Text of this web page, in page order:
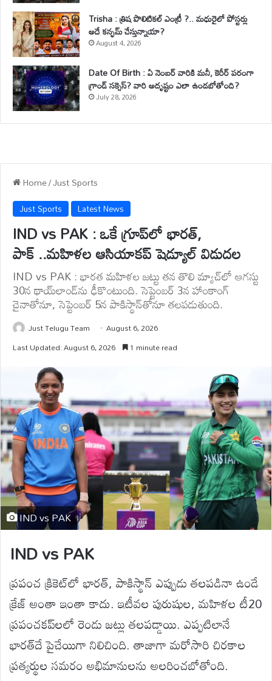
Trisha : త్రిష పొలిటికల్ ఎంట్రీ ?.. మధురైలో పోస్టర్లు
అదే కన్ఫమ్ చేస్తున్నాయా?
August 4, 2026
Date Of Birth : ఏ నెంబర్ వారికి మనీ, కెరీర్ పరంగా
గ్రాండ్ సక్సెస్? వారి అదృష్టం ఎలా ఉండబోతోంది?
July 28, 2026